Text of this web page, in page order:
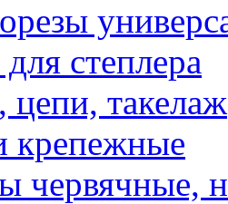
степлера
цепи, такелаж
крепежные
червячные,